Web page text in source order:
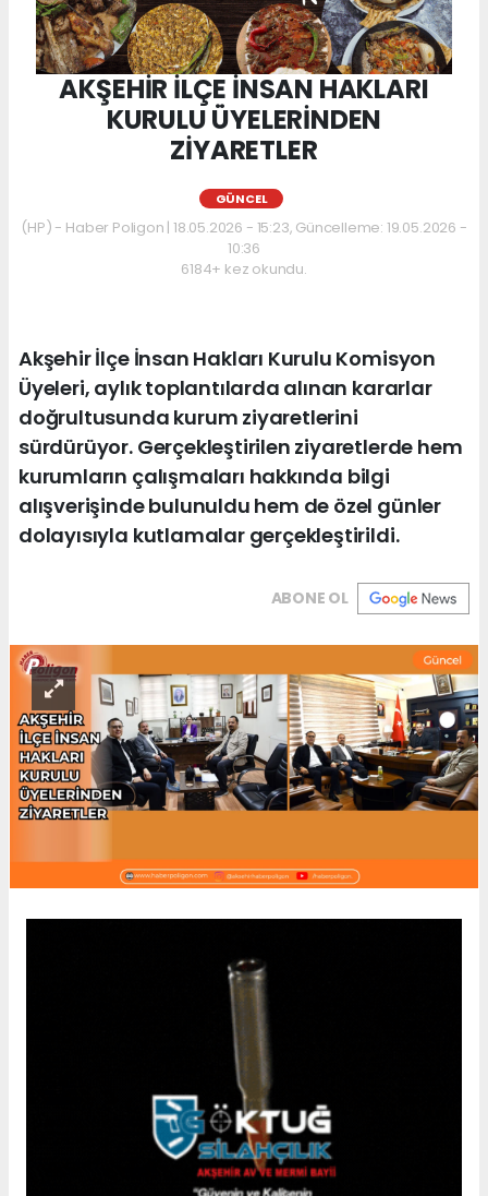
AKŞEHİR İLÇE İNSAN HAKLARI
KURULU ÜYELERİNDEN
ZİYARETLER
GÜNCEL
(HP) - Haber Poligon | 18.05.2026 - 15:23, Güncelleme: 19.05.2026 -
10:36
6184+ kez okundu.
Akşehir İlçe İnsan Hakları Kurulu Komisyon
Üyeleri, aylık toplantılarda alınan kararlar
doğrultusunda kurum ziyaretlerini
sürdürüyor. Gerçekleştirilen ziyaretlerde hem
kurumların çalışmaları hakkında bilgi
alışverişinde bulunuldu hem de özel günler
dolayısıyla kutlamalar gerçekleştirildi.
ABONE OL